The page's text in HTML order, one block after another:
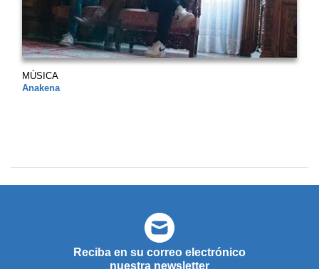
MÚSICA
Anakena
Reciba en su correo electrónico
nuestra newsletter